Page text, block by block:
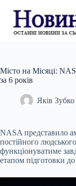
вмісту
Місто на Місяці:
за 6 років
Яків Зубко
NASA представило
постійного
функціонуватиме
етапом підготовки